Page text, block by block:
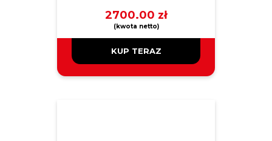
2700.00 zł
KUP TERAZ